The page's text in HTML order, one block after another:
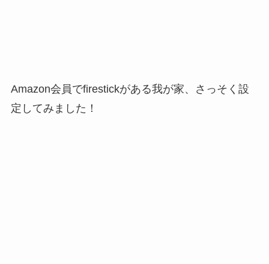
Amazon会員でfirestickがある我が家、さっそく設
定してみました！